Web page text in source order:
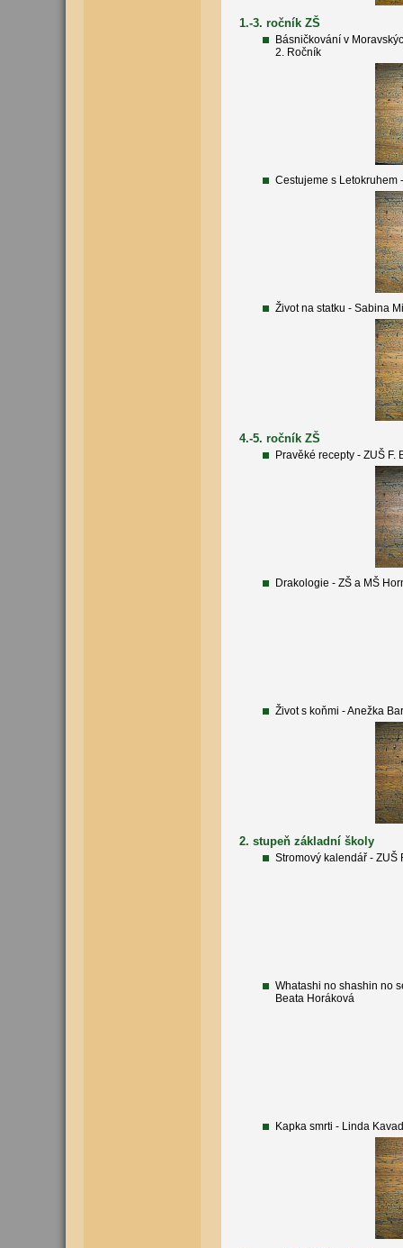
1.-3. ročník ZŠ
Básničkování v
2. Ročník
Cestujeme s Letokruhem
Život na statku - Sabina
4.-5. ročník ZŠ
Pravěké recepty - ZUŠ F.
Drakologie - ZŠ a MŠ
Život s koňmi - Anežka
2. stupeň základní školy
Stromový kalendář - ZUŠ
Whatashi no shashin no
Beata Horáková
Kapka smrti - Linda